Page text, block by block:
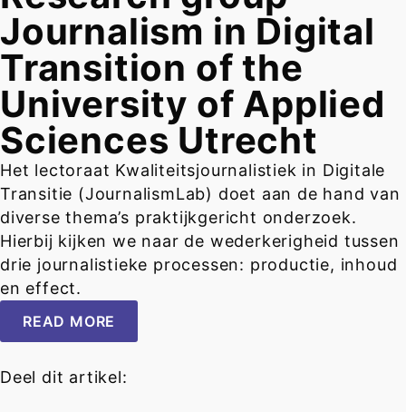
Journalism in Digital
Transition of the
University of Applied
Sciences Utrecht
Het lectoraat Kwaliteitsjournalistiek in Digitale
Transitie (JournalismLab) doet aan de hand van
diverse thema’s praktijkgericht onderzoek.
Hierbij kijken we naar de wederkerigheid tussen
drie journalistieke processen: productie, inhoud
en effect.
READ MORE
Deel dit artikel: